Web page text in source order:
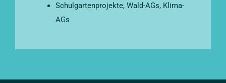
Schulgartenprojekte, Wald-AGs, Klima-
AGs